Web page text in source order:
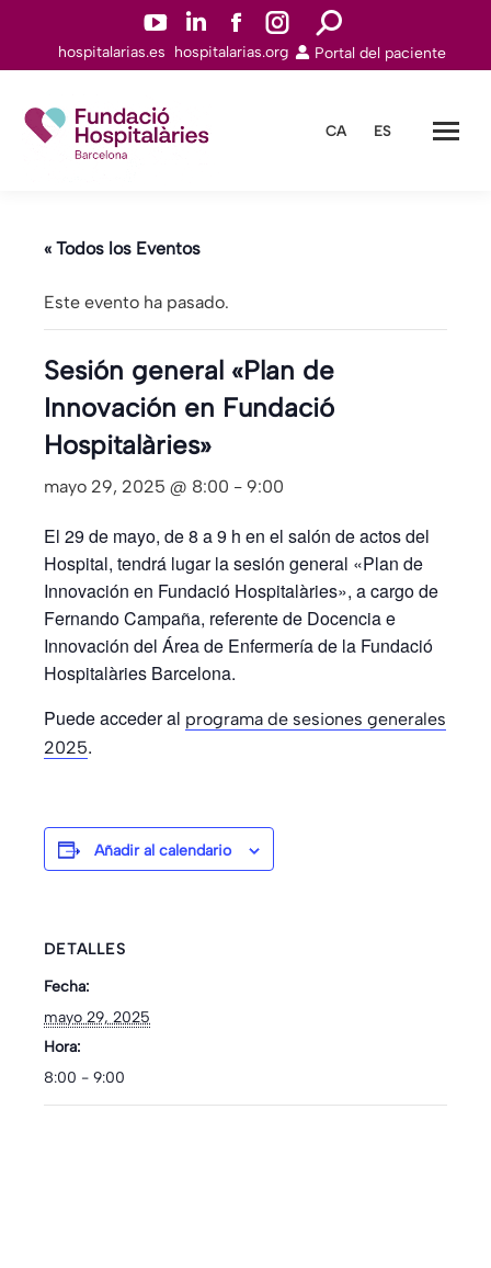
YouTuben
abre
una
Linkedinn
abre
Facebookn
abre
Instagramn
abre
Buscar:
hospitalarias.es hospitalarias.org Portal del paciente
CA ES
« Todos los Eventos
Este evento ha pasado.
Sesión general «Plan de
Innovación en Fundació
Hospitalàries»
mayo 29, 2025 @ 8:00 - 9:00
El 29 de mayo, de 8 a 9 h en el salón de actos del
Hospital, tendrá lugar la sesión general «Plan de
Innovación en Fundació Hospitalàries», a cargo de
Fernando Campaña, referente de Docencia e
Innovación del Área de Enfermería de la Fundació
Hospitalàries Barcelona.
Puede acceder al programa de sesiones generales
2025.
Añadir al calendario
DETALLES
Fecha:
mayo 29, 2025
Hora:
8:00 - 9:00